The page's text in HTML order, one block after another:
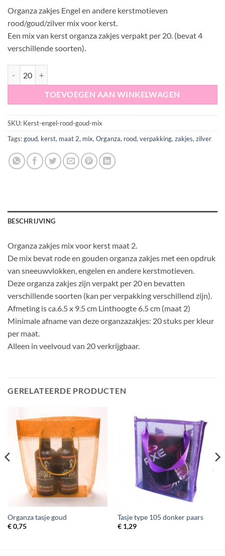
Organza zakjes Engel en andere kerstmotieven
rood/goud/zilver mix voor kerst.
Een mix van kerst organza zakjes verpakt per 20. (bevat 4
verschillende soorten).
TOEVOEGEN AAN WINKELWAGEN
SKU: Kerst-engel-rood-goud-mix
Tags:goud, kerst, maat 2, mix, Organza, rood, verpakking, zakjes, zilver
BESCHRIJVING
Organza zakjes mix voor kerst maat 2.
De mix bevat rode en gouden organza zakjes met een opdruk
van sneeuwvlokken, engelen en andere kerstmotieven.
Deze organza zakjes zijn verpakt per 20 en bevatten
verschillende soorten (kan per verpakking verschillend zijn).
Afmeting is ca.6.5 x 9.5 cm Linthoogte 6.5 cm (maat 2)
Minimale afname van deze organzazakjes: 20 stuks per kleur
per maat.
Alleen in veelvoud van 20 verkrijgbaar.
GERELATEERDE PRODUCTEN
Organza tasje goud
€0,75
Tasje type 105 donker paars
€1,29